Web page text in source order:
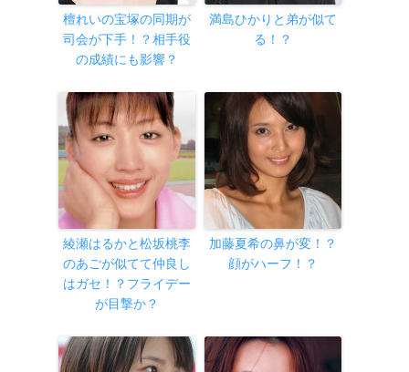
檀れいの宝塚の同期が
司会が下手！？相手役
の成績にも影響？
満島ひかりと弟が似て
る！？
綾瀬はるかと松坂桃李
のあごが似てて仲良し
はガセ！？フライデー
が目撃か？
加藤夏希の鼻が変！？
顔がハーフ！？